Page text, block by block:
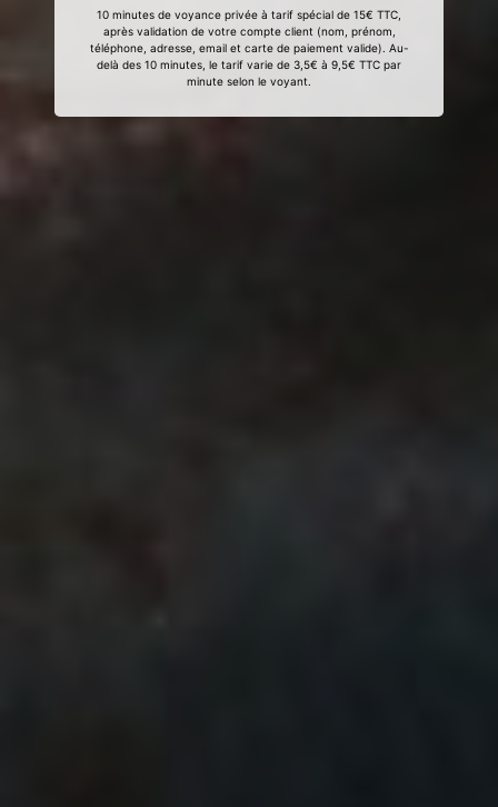
10 minutes de voyance privée à tarif spécial de 15€ TTC,
après validation de votre compte client (nom, prénom,
téléphone, adresse, email et carte de paiement valide). Au-
delà des 10 minutes, le tarif varie de 3,5€ à 9,5€ TTC par
minute selon le voyant.